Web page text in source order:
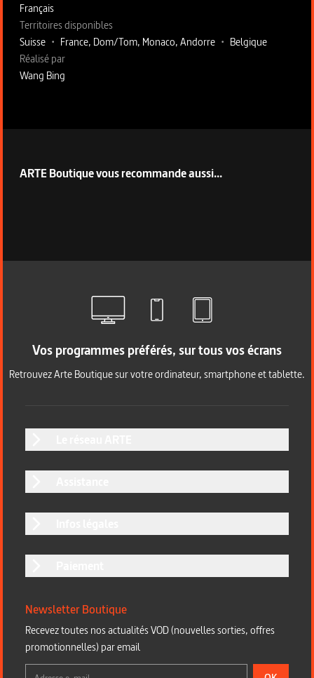
Français
Territoires disponibles
Suisse • France, Dom/Tom, Monaco, Andorre • Belgique
Fiche technique section droite
Réalisé par
Wang Bing
ARTE Boutique vous recommande aussi...
Vos programmes préférés, sur tous vos écrans
Retrouvez Arte Boutique sur votre ordinateur, smartphone et tablette.
Newsletter Boutique
Recevez toutes nos actualités VOD (nouvelles sorties, offres
promotionnelles) par email